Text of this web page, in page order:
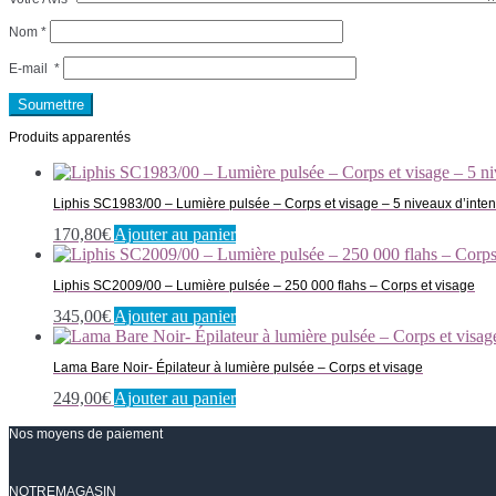
Nom *
E-mail *
Produits apparentés
Liphis SC1983/00 – Lumière pulsée – Corps et visage – 5 niveaux
170,80€ Ajouter au panier
Liphis SC2009/00 – Lumière pulsée – 250 000 flahs – Corps et visage
345,00€ Ajouter au panier
Lama Bare Noir- Épilateur à lumière pulsée – Corps et visage
249,00€ Ajouter au panier
Nos moyens de paiement
NOTREMAGASIN